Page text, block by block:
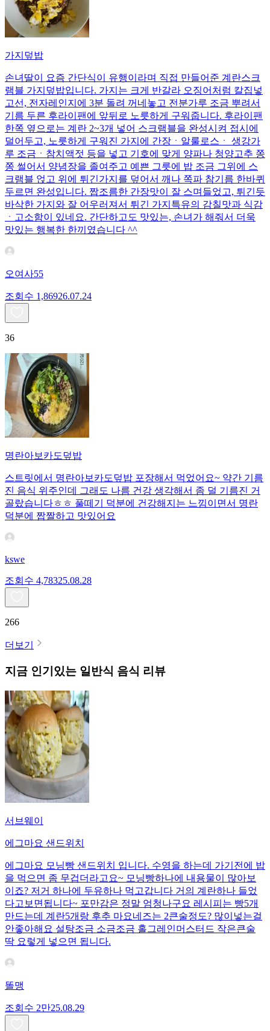
가지덮밥
손녀딸이 요즘 간단식이 유행이라며 직접 만들어준 계란스크
램블 가지덮밥입니다. 가지는 크게 반갈라 오징어처럼 칼집넣
고선, 전자레인지에 3분 돌려 꺼네놓고 전분가루 조금 뿌려서
기름 두른 후라이팬에 앞뒤로 노릇하게 구워줍니다. 후라이팬
한쪽 옆으로는 계란 2~3개 넣어 스크램블을 완성시켜 접시에
덜어두고, 노릇하게 구워진 가지에 간장ㆍ알룰로스ㆍ 생강가
루 조금ㆍ참치액젓 등을 넣고 기호에 맞게 양파나 청양고추 쫑
쫑 썰어서 양념장을 졸여주고 예쁜 그릇에 밥 조금 그위에 스
크램블 얹고 위에 튀긴가지를 덮어서 깨나 쪽파 참기름 한바퀴
두르면 완성입니다. 짭조름한 간장맛이 잘 스며들었고, 튀긴듯
바삭한 가지와 잘 어우러져서 튀긴 가지특유의 감칠맛과 식감
ㆍ고소함이 있네요. 간단하고도 맛있는, 손녀가 해줘서 더욱
맛있는 행복한 한끼였습니다 ^^
오여사55
조회수 1,86926.07.24
36
명란아보카도덮밥
스트릿에서 명란아보카도덮밥 포장해서 먹었어요~ 약간 기름
진 음식 위주인데 그래도 나름 건강 생각해서 좀 덜 기름진 거
골랐습니다ㅎㅎ 풀떼기 덕분에 건강해지는 느낌이면서 명란
덕분에 짭짤하고 맛있어요
kswe
조회수 4,78325.08.28
266
더보기
지금 인기있는 일반식 음식 리뷰
서브웨이
에그마요 샌드위치
에그마요 모닝빵 샌드위치 입니다. 수영을 하는데 가기전에 밥
을 먹으면 좀 무겁더라고요~ 모닝빵하나에 내용물이 많아보
이죠? 저거 하나에 두유하나 먹고갑니다 거의 계란하나 들었
다고보면됩니다~ 포만감은 정말 엄청나구요 레시피는 빵5개
만드는데 계란5개랑 후추 마요네즈는 2큰술정도? 많이넣는걸
안좋아해요 설탕조금 소금조금 홀그레인머스터드 작은큰술
딱 요렇게 넣으면 됩니다.
똘맹
조회수 2만25.08.29